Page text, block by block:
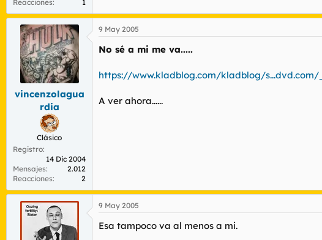
Reacciones
1
vincenzolagua
rdia
Clásico
Registro
14 Dic 2004
Mensajes
2.012
Reacciones
2
9 May 2005
No sé a mi me va.....
https://www.kladblog.com/kladblog/
A ver ahora......
9 May 2005
Esa tampoco va al menos a mi.